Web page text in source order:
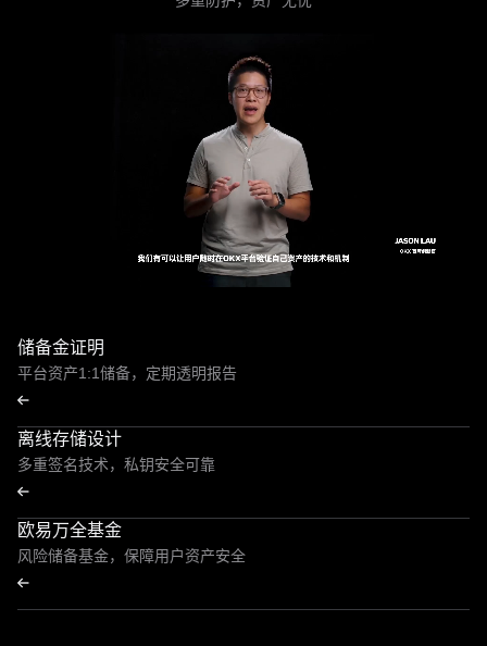
储备金证明
平台资产1:1储备，定期透明报告
离线存储设计
多重签名技术，私钥安全可靠
欧易万全基金
风险储备基金，保障用户资产安全